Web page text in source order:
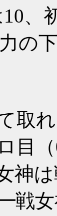
、
の
取
目（
神
戦